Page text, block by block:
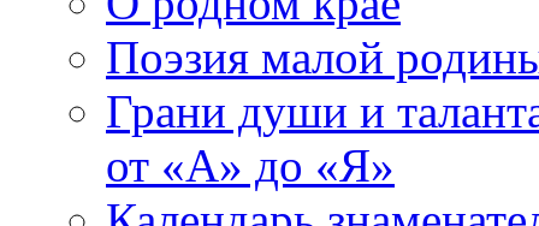
Поэзия малой
Грани души и
от «А» до «Я»